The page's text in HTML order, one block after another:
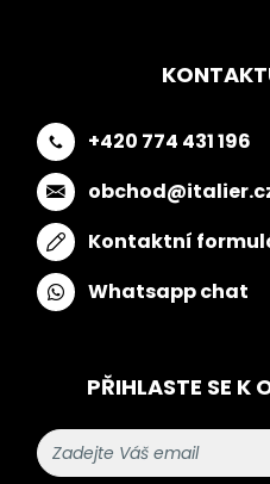
+420 774 431 196
Kontaktní
Whatsapp chat
PŘIHLASTE SE K